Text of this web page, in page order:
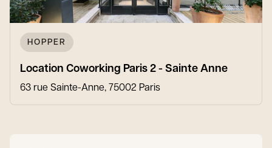
HOPPER
Location Coworking Paris 2 - Sainte Anne
63 rue Sainte-Anne, 75002 Paris